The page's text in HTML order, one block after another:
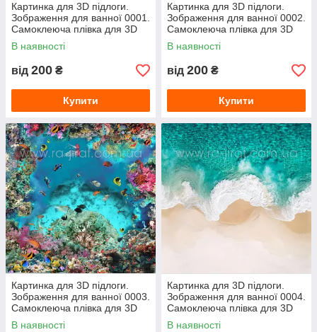
Картинка для 3D підлоги.
Зображення для ванної 0001.
Самоклеюча плівка для 3D
наливної підлоги з фото
В наявності
від 200 ₴
Купити
Картинка для 3D підлоги.
Зображення для ванної 0002.
Самоклеюча плівка для 3D
наливної підлоги з фото
В наявності
від 200 ₴
Купити
Картинка для 3D підлоги.
Зображення для ванної 0003.
Самоклеюча плівка для 3D
наливної підлоги з фото
В наявності
Картинка для 3D підлоги.
Зображення для ванної 0004.
Самоклеюча плівка для 3D
наливної підлоги з фото
В наявності